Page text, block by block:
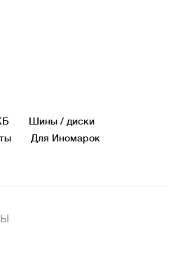
Шины / диски
Для Иномарок